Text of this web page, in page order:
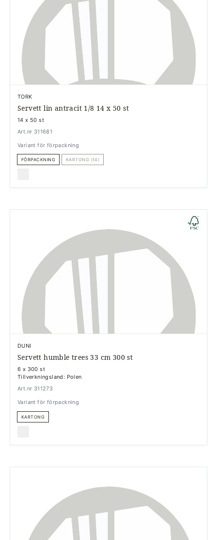
TORK
Servett lin antracit 1/8 14 x 50 st
14 x 50 st
Art.nr 311681
Variant för förpackning
FÖRPACKNING KARTONG (14)
DUNI
Servett humble trees 33 cm 300 st
6 x 300 st
Tillverkningsland: Polen
Art.nr 311273
Variant för förpackning
KARTONG